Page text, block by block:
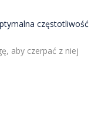
częstotliwość
aby czerpać z niej